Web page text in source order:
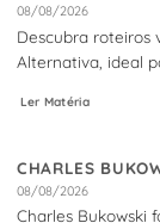
08/08/2026
Descubra roteiros
Alternativa, ideal
Ler Matéria
CHARLES
08/08/2026
Charles Bukowski